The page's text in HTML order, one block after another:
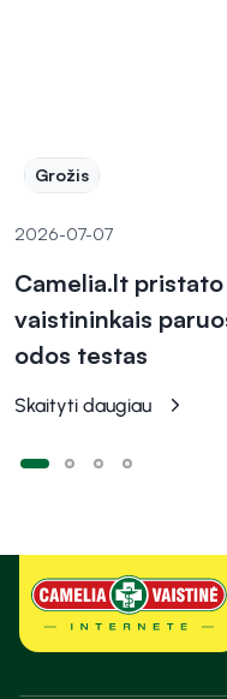
Grožis
2026-07-07
Camelia.lt
vaistininkais
odos testas
Skaityti daugiau